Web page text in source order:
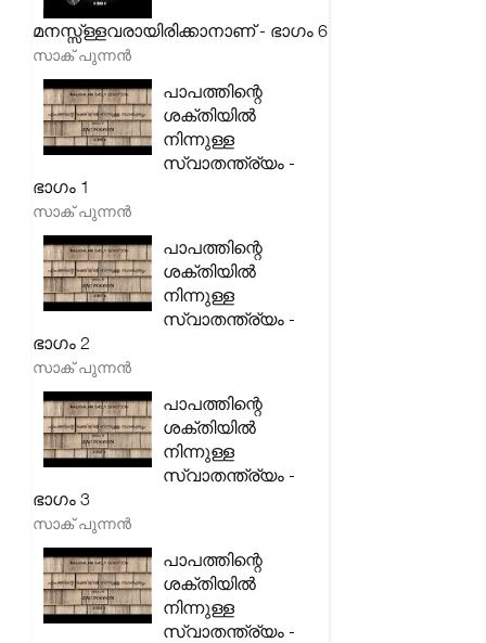
മനസ്സ്ള്ളവരായിരിക്കാനാണ് - ഭാഗം 6
സാക് പുന്നൻ
പാപത്തിന്റെ
ശക്തിയിൽ
നിന്നുള്ള
സ്വാതന്ത്ര്യം -
ഭാഗം 1
സാക് പുന്നൻ
പാപത്തിന്റെ
ശക്തിയിൽ
നിന്നുള്ള
സ്വാതന്ത്ര്യം -
ഭാഗം 2
സാക് പുന്നൻ
പാപത്തിന്റെ
ശക്തിയിൽ
നിന്നുള്ള
സ്വാതന്ത്ര്യം -
ഭാഗം 3
സാക് പുന്നൻ
പാപത്തിന്റെ
ശക്തിയിൽ
നിന്നുള്ള
സ്വാതന്ത്ര്യം -